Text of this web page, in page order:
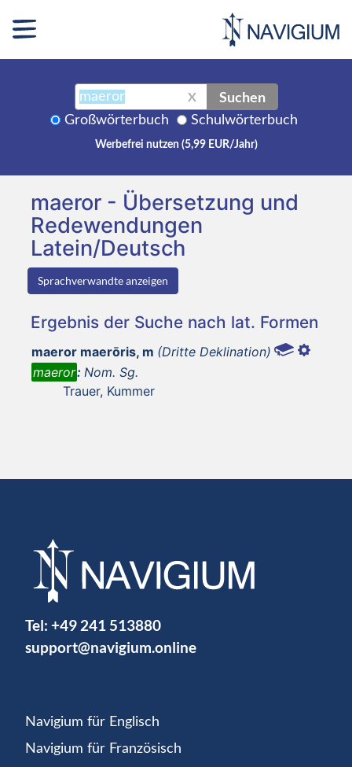
X Suchen
Großwörterbuch Schulwörterbuch
Werbefrei nutzen (5,99 EUR/Jahr)
maeror - Übersetzung und
Redewendungen
Latein/Deutsch
Sprachverwandte anzeigen
Ergebnis der Suche nach lat. Formen
maeror maerōris, m (Dritte Deklination)
maeror: Nom. Sg.
Trauer, Kummer
Tel: +49 241 513880
support@navigium.online
Navigium für Englisch
Navigium für Französisch